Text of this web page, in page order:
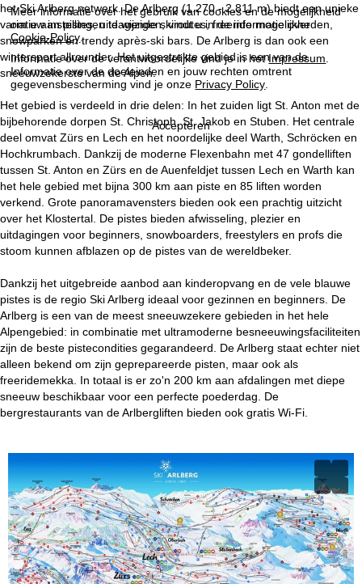
Meer informatie over het gebruik van cookies en de mogelijkheid
om uw instellingen te wijzigen, vindt u in de informatie over
Cookie-Policy.
Informatie over de verantwoordelijke vind je in hetImpressum
Informatie over de doeleinden en jouw rechten omtrent
gegevensbescherming vind je onze Privacy Policy
Accepteren
het Ski Arlberg netwerk. De Arlberg (1.270 - 2.811 m) biedt een unieke
variatie aan pistes, uitdagende skiroutes, freeride mogelijkheden,
snowparken en trendy après-ski bars. De Arlberg is dan ook een
wintersport allrounder. Het uitgestrekte gebied is een van de
sneeuwzekerste van de Alpen.
Het gebied is verdeeld in drie delen: In het zuiden ligt St. Anton met de
bijbehorende dorpen St. Christoph, St. Jakob en Stuben. Het centrale
deel omvat Zürs en Lech en het noordelijke deel Warth, Schröcken en
Hochkrumbach. Dankzij de moderne Flexenbahn met 47 gondelliften
tussen St. Anton en Zürs en de Auenfeldjet tussen Lech en Warth kan
het hele gebied met bijna 300 km aan piste en 85 liften worden
verkend. Grote panoramavensters bieden ook een prachtig uitzicht
over het Klostertal. De pistes bieden afwisseling, plezier en
uitdagingen voor beginners, snowboarders, freestylers en profs die
stoom kunnen afblazen op de pistes van de wereldbeker.
Dankzij het uitgebreide aanbod aan kinderopvang en de vele blauwe
pistes is de regio Ski Arlberg ideaal voor gezinnen en beginners. De
Arlberg is een van de meest sneeuwzekere gebieden in het hele
Alpengebied: in combinatie met ultramoderne besneeuwingsfaciliteiten
zijn de beste pistecondities gegarandeerd. De Arlberg staat echter niet
alleen bekend om zijn geprepareerde pisten, maar ook als
freeridemekka. In totaal is er zo'n 200 km aan afdalingen met diepe
sneeuw beschikbaar voor een perfecte poederdag. De
bergrestaurants van de Arlbergliften bieden ook gratis Wi-Fi.